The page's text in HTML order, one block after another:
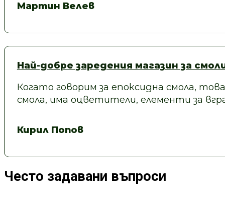
Мартин Велев
Най-добре заредения магазин за
Когато говорим за епоксидна смола,
смола, има оцветители, елементи за
Кирил Попов
Често задавани въпроси